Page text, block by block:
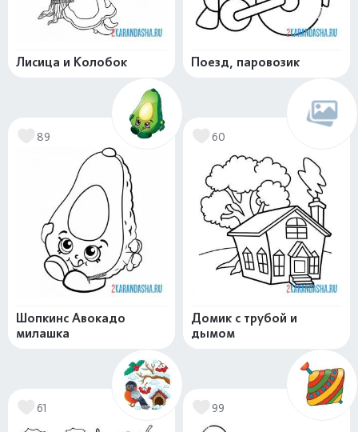
Лисица и Колобок Поезд, паровозик
89
Шопкинс Авокадо
милашка
60
Домик с трубой и
дымом
61 99